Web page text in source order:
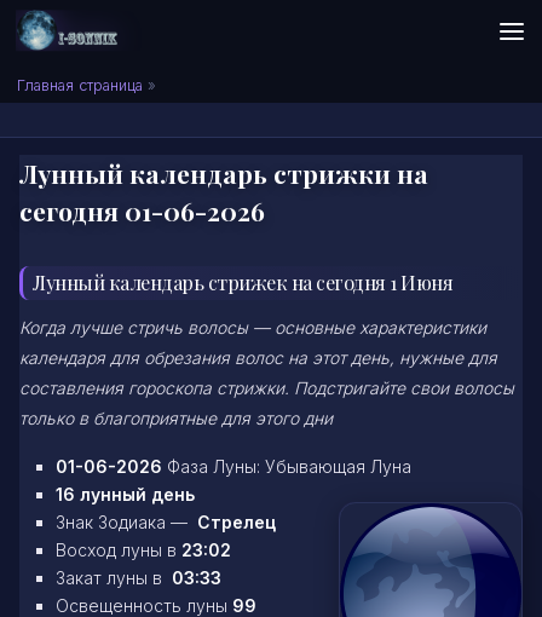
Skip to content
Сонник I-SONNIK.COM
Главная страница »
Лунный календарь стрижки на
сегодня 01-06-2026
Лунный календарь стрижек на сегодня 1 Июня
Когда лучше стричь волосы — основные характеристики
календаря для обрезания волос на этот день, нужные для
составления гороскопа стрижки. Подстригайте свои волосы
только в благоприятные для этого дни
01-06-2026 Фаза Луны: Убывающая Луна
16 лунный день
Знак Зодиака — Стрелец
Восход луны в 23:02
Закат луны в 03:33
Освещенность луны 99